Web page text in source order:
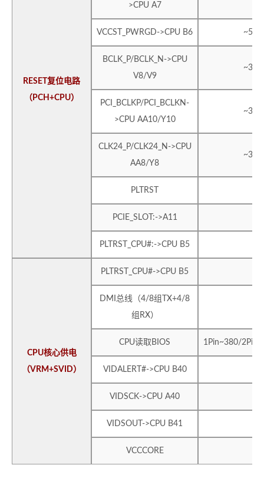
RESET复位电路
（PCH+CPU）
>CPU A7
VCCST_PWRGD->CPU B6 ~560
BCLK_P/BCLK_N->CPU
V8/V9
~360
PCI_BCLKP/PCI_BCLKN-
>CPU AA10/Y10
~360
CLK24_P/CLK24_N->CPU
AA8/Y8
~360
PLTRST
PCIE_SLOT:->A11
PLTRST_CPU#:->CPU B5
CPU核心供电
（VRM+SVID）
PLTRST_CPU#->CPU B5
DMI总线（4/8组TX+4/8
组RX）
CPU读取BIOS 1Pin~380/
VIDALERT#->CPU B40
VIDSCK->CPU A40
VIDSOUT->CPU B41
VCCCORE